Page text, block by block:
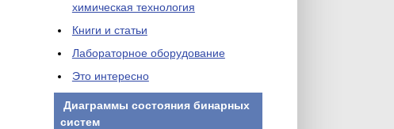
химическая технология
Книги и статьи
Лабораторное оборудование
Это интересно
Диаграммы состояния бинарных
систем